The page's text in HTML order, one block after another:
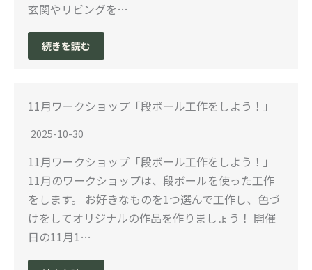
玄関やリビングを…
続きを読む
11月ワークショップ「段ボール工作をしよう！」
2025-10-30
11月ワークショップ「段ボール工作をしよう！」
11月のワークショップは、段ボールを使った工作
をします。 お好きなものを1つ選んで工作し、色づ
けをしてオリジナルの作品を作りましょう！ 開催
日の11月1…